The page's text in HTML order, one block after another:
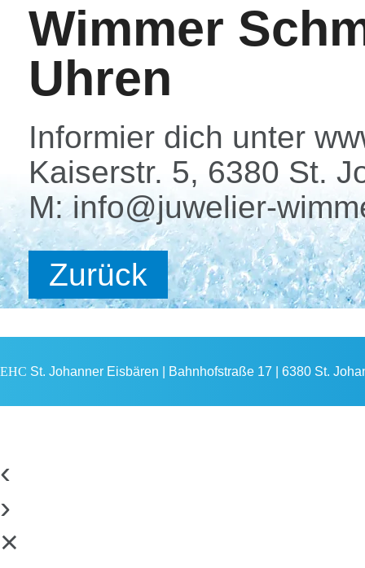
Wimmer
Uhren
Informier dich unter
Kaiserstr. 5, 6380 St.
M: info@juwelier-
Zurück
EHC St. Johanner Eisbären | Bahnhofstraße 17 | 6380 St.
‹
›
×